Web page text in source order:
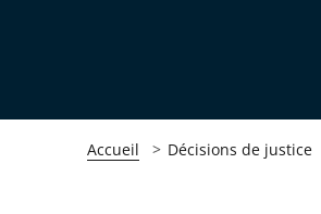
Accueil Décisions de justice